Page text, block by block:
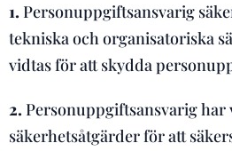
1. Personuppgiftsansvarig
tekniska och organisatoriska
vidtas för att skydda
2. Personuppgiftsansvarig
säkerhetsåtgärder för att